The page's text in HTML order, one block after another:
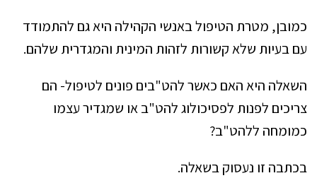
כמובן, מטרת הטיפול באנשי הקהילה היא גם להתמודד
עם בעיות שלא קשורות לזהות המינית והמגדרית שלהם.
השאלה היא האם כאשר להט"בים פונים לטיפול- הם
צריכים לפנות לפסיכולוג להט"ב או שמגדיר עצמו
כמומחה ללהט"ב?
בכתבה זו נעסוק בשאלה.